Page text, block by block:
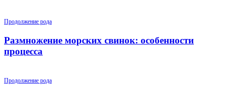
Продолжение рода
Размножение морских свинок: особенности
процесса
Продолжение рода